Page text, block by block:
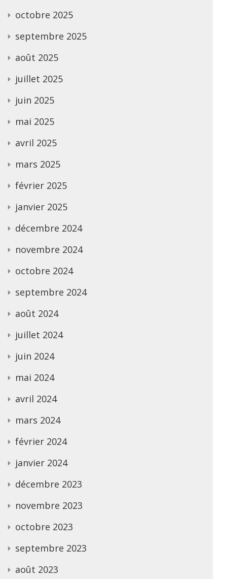
octobre 2025
septembre 2025
août 2025
juillet 2025
juin 2025
mai 2025
avril 2025
mars 2025
février 2025
janvier 2025
décembre 2024
novembre 2024
octobre 2024
septembre 2024
août 2024
juillet 2024
juin 2024
mai 2024
avril 2024
mars 2024
février 2024
janvier 2024
décembre 2023
novembre 2023
octobre 2023
septembre 2023
août 2023